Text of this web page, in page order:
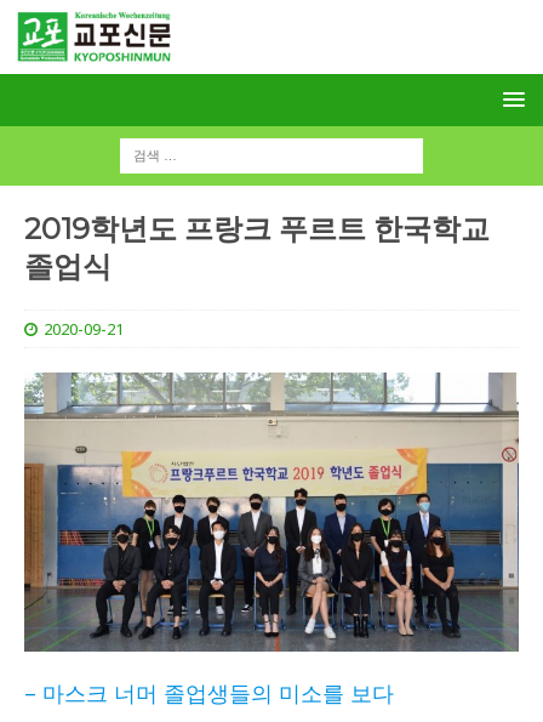
2019학년도 프랑크 푸르트 한국학교
졸업식
2020-09-21
– 마스크 너머 졸업생들의 미소를 보다